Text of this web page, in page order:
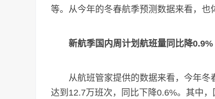
等。从今年的冬春航季预测数据来看，也
新航季国内周计划航班量同比降0.9%
从航班管家提供的数据来看，今年冬
达到12.7万班次，同比下降0.6%。其中